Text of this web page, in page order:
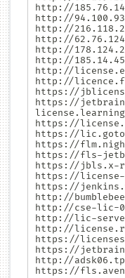
http://
http://
http://
http://
http://
http://
http://
http://
https://
https://
https://
https://
https://
https://fls-
https://jbls.x-
https://license-
https://
http://
http://cse-lic-
http://lic-
http://
https://
https://
http://
https://